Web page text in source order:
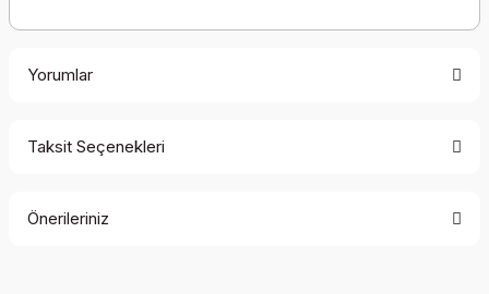
Yorumlar
Taksit Seçenekleri
Önerileriniz